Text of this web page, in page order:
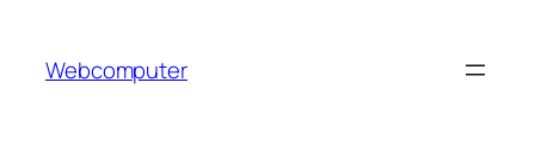
innehåll
Webcomputer